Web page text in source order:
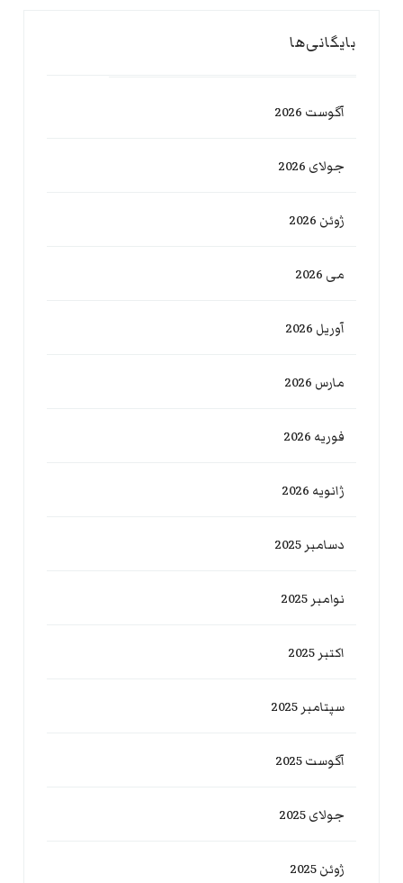
بایگانی‌ها
آگوست 2026
جولای 2026
ژوئن 2026
می 2026
آوریل 2026
مارس 2026
فوریه 2026
ژانویه 2026
دسامبر 2025
نوامبر 2025
اکتبر 2025
سپتامبر 2025
آگوست 2025
جولای 2025
ژوئن 2025